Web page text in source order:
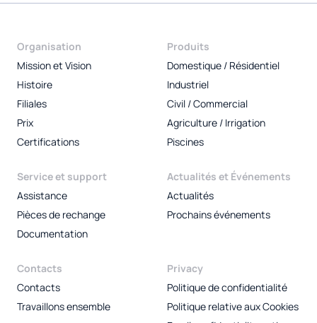
Organisation
Mission et Vision
Histoire
Filiales
Prix
Certifications
Produits
Domestique / Résidentiel
Industriel
Civil / Commercial
Agriculture / Irrigation
Piscines
Service et support
Assistance
Pièces de rechange
Documentation
Actualités et Événements
Actualités
Prochains événements
Contacts
Contacts
Travaillons ensemble
Privacy
Politique de confidentialité
Politique relative aux Cookies